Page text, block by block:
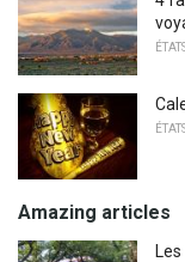
Amazing articles